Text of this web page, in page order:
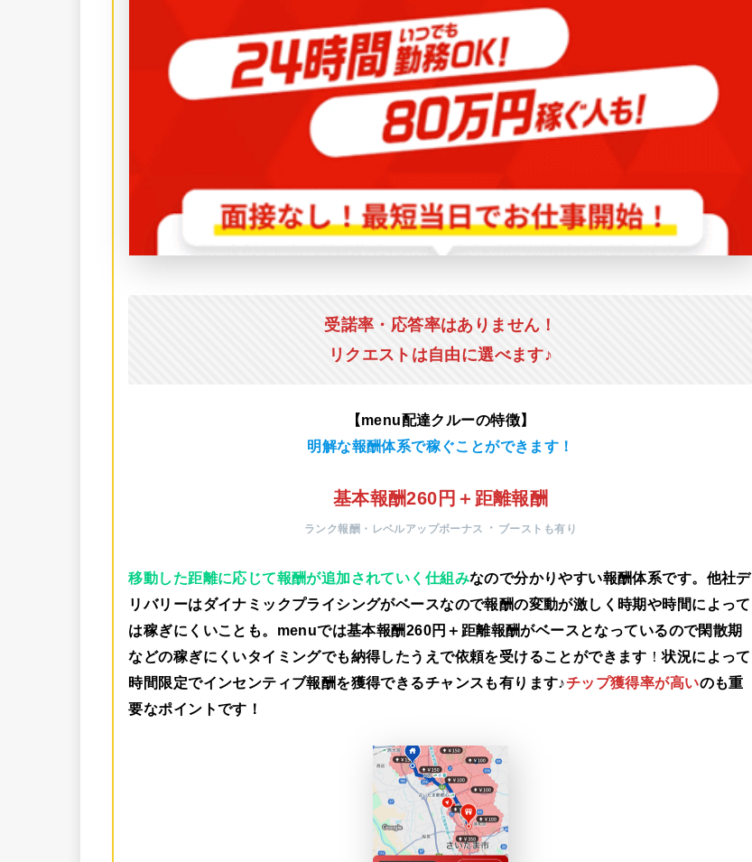
受諾率・応答率はありません！
リクエストは自由に選べます♪
【menu配達クルーの特徴】
明解な報酬体系で稼ぐことができます！
基本報酬260円＋距離報酬
ランク報酬・レベルアップボーナス ・ ブーストも有り
移動した距離に応じて報酬が追加されていく仕組みなので分かりやすい報酬体系です。他社デ
リバリーはダイナミックプライシングがベースなので報酬の変動が激しく時期や時間によって
は稼ぎにくいことも。menuでは基本報酬260円＋距離報酬がベース となっているので閑散期
などの稼ぎにくいタイミングでも納得したうえで依頼を受けることができます ！状況によって
時間限定でインセンティブ報酬を獲得できるチャンスも有ります♪チップ獲得率が高いのも重
要なポイントです！